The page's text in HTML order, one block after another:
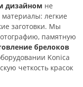
дизайном не
легкие
заготовки. Мы
памятную
брелоков
Konica
четкость красок